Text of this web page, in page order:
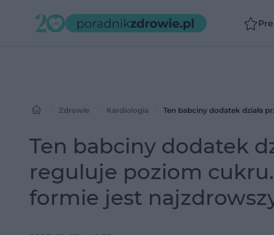
Zdrowie Kardiologia
Ten babciny dodatek
reguluje poziom
formie jest